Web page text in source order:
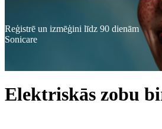
Reģistrē un izmēģini līdz 90 dienām
Sonicare
Elektriskās zobu